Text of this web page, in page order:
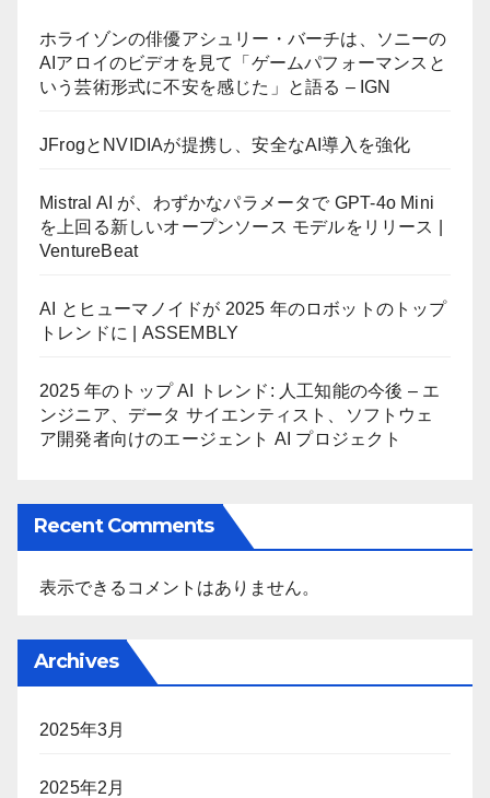
ホライゾンの俳優アシュリー・バーチは、ソニーの
AIアロイのビデオを見て「ゲームパフォーマンスと
いう芸術形式に不安を感じた」と語る – IGN
JFrogとNVIDIAが提携し、安全なAI導入を強化
Mistral AI が、わずかなパラメータで GPT-4o Mini
を上回る新しいオープンソース モデルをリリース |
VentureBeat
AI とヒューマノイドが 2025 年のロボットのトップ
トレンドに | ASSEMBLY
2025 年のトップ AI トレンド: 人工知能の今後 – エ
ンジニア、データ サイエンティスト、ソフトウェ
ア開発者向けのエージェント AI プロジェクト
Recent Comments
表示できるコメントはありません。
Archives
2025年3月
2025年2月